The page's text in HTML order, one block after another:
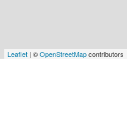
Leaflet | ©OpenStreetMapcontributors